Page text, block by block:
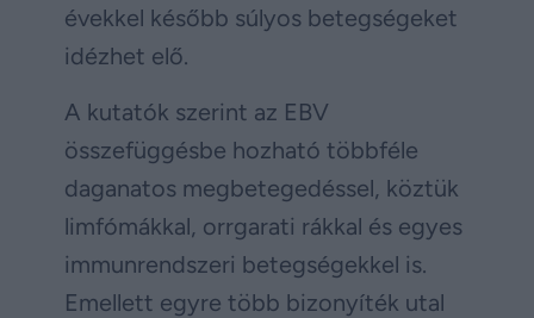
évekkel később súlyos betegségeket
idézhet elő.
A kutatók szerint az EBV
összefüggésbe hozható többféle
daganatos megbetegedéssel, köztük
limfómákkal, orrgarati rákkal és egyes
immunrendszeri betegségekkel is.
Emellett egyre több bizonyíték utal